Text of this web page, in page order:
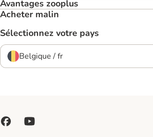
Avantages zooplus
Acheter malin
Sélectionnez votre pays
Belgique / fr